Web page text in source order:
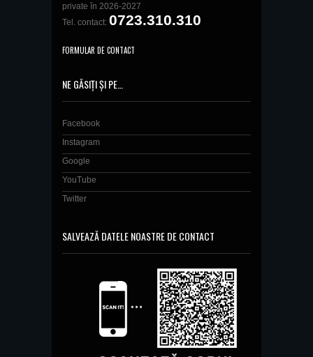
private în 2026-2027
Tel. contact: 0723.310.310
FORMULAR DE CONTACT
NE GĂSIȚI ȘI PE…
Facebook
Instagram
Google
YouTube
Twitter
SALVEAZĂ DATELE NOASTRE DE CONTACT